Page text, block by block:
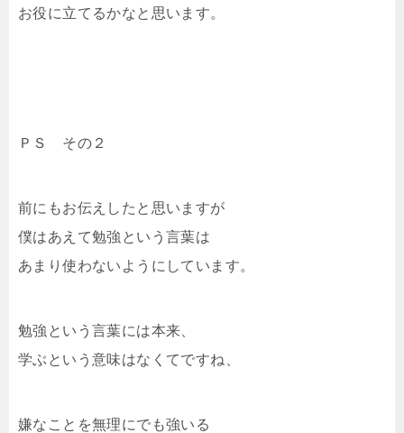
お役に立てるかなと思います。
ＰＳ その２
前にもお伝えしたと思いますが
僕はあえて勉強という言葉は
あまり使わないようにしています。
勉強という言葉には本来、
学ぶという意味はなくてですね、
嫌なことを無理にでも強いる